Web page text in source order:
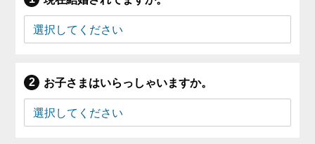
お子さまはいらっしゃいますか。